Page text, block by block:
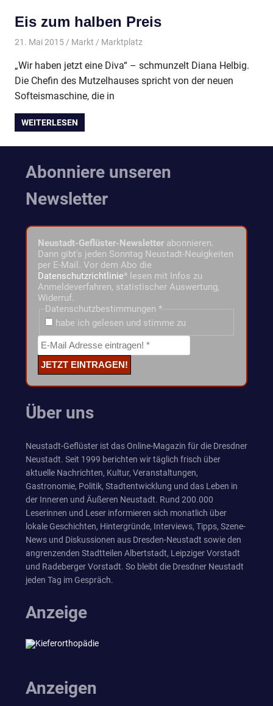
Eis zum halben Preis
21. Mai 2015 Markt Marktplatz
„Wir haben jetzt eine Diva“ – schmunzelt Diana Helbig.
Die Chefin des Mutzelhauses spricht von der neuen
Softeismaschine, die in
WEITERLESEN
Abonniere unseren
Newsletter
Neustadt-Geflüster-Newsletter abonnieren.
Dann gibt's jeden Sonntag Neustadt-Neuigkeiten
per E-Mail. Vor dem Abo die
Datenschutzrichtlinie* lesen mit Infos zu
Anmeldeverfahren, statistischer Auswertung,
Widerruf.
Datenschutzbestimmungen *
habe ich gelesen und stimme zu
Über uns
Neustadt-Geflüster ist das Online-Magazin für die Dresdner
Neustadt. Seit 1999 berichten wir täglich frisch über
aktuelle Nachrichten, Kultur, Veranstaltungen,
Gastronomie, Politik, Stadtentwicklung und das Leben in
der Inneren und Äußeren Neustadt. Rund 200.000
Leserinnen und Leser informieren sich monatlich über
lokale Geschichten, Hintergründe, Interviews, Tipps, Szene-
News und Diskussionen aus Dresden-Neustadt sowie den
angrenzenden Stadtteilen Albertstadt, Leipziger Vorstadt
und Radeberger Vorstadt. So bleibt die Dresdner Neustadt
jeden Tag im Gespräch.
Anzeige
Anzeigen